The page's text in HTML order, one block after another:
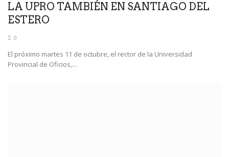
LA UPRO TAMBIÉN EN SANTIAGO DEL
ESTERO
0
El próximo martes 11 de octubre, el rector de la Universidad
Provincial de Oficios,...